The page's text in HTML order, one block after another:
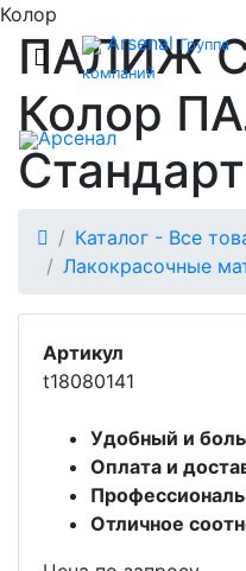
ArsenalГруппа
компаний
Арсенал
Колор
ПАЛИЖ
Колор
Стандарт
Каталог - Все
Лакокрасочные
Артикул
t18080141
Удобный и
Оплата и
Отличное